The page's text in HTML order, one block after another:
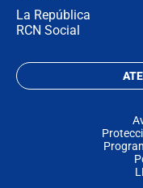
La República
RCN Social